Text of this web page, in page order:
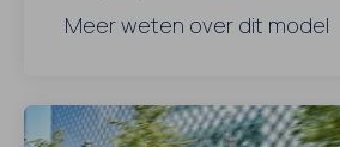
Meer weten over dit model